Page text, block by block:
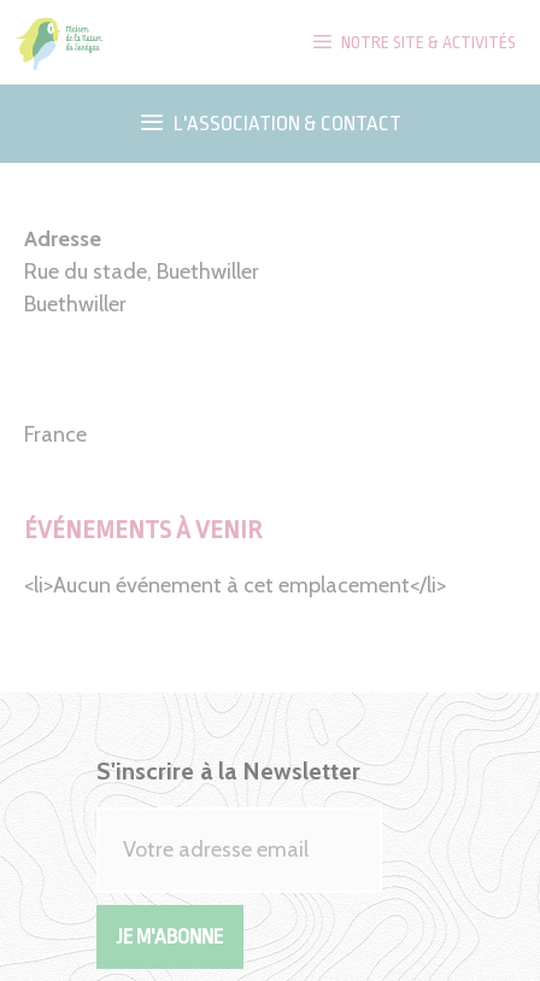
Aller
au
contenu
NOTRE SITE & ACTIVITÉS
L'ASSOCIATION & CONTACT
Adresse
Rue du stade, Buethwiller
Buethwiller
France
ÉVÉNEMENTS À VENIR
<li>Aucun événement à cet emplacement</li>
S'inscrire à la Newsletter